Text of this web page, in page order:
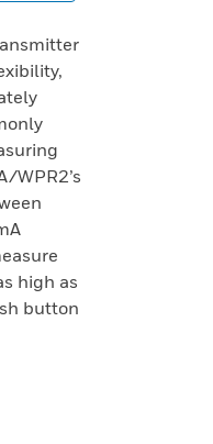
WPR2’s
high as
button